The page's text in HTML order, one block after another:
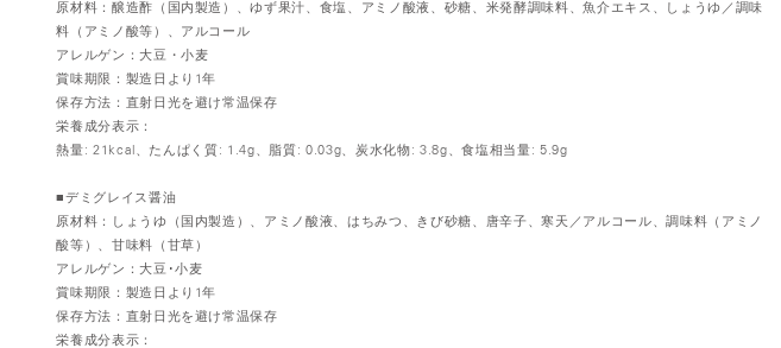
原材料：醸造酢（国内製造）、ゆず果汁、食塩、アミノ酸液、砂糖、米発酵調味料、魚介エキス、しょうゆ／調味
料（アミノ酸等）、アルコール
アレルゲン：大豆・小麦
賞味期限：製造日より1年
保存方法：直射日光を避け常温保存
栄養成分表示：
熱量: 21kcal、たんぱく質: 1.4g、脂質: 0.03g、炭水化物: 3.8g、食塩相当量: 5.9g
■デミグレイス醤油
原材料：しょうゆ（国内製造）、アミノ酸液、はちみつ、きび砂糖、唐辛子、寒天／アルコール、調味料（アミノ
酸等）、甘味料（甘草）
アレルゲン：大豆･小麦
賞味期限：製造日より1年
保存方法：直射日光を避け常温保存
栄養成分表示：